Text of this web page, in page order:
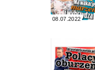
08.07.2022